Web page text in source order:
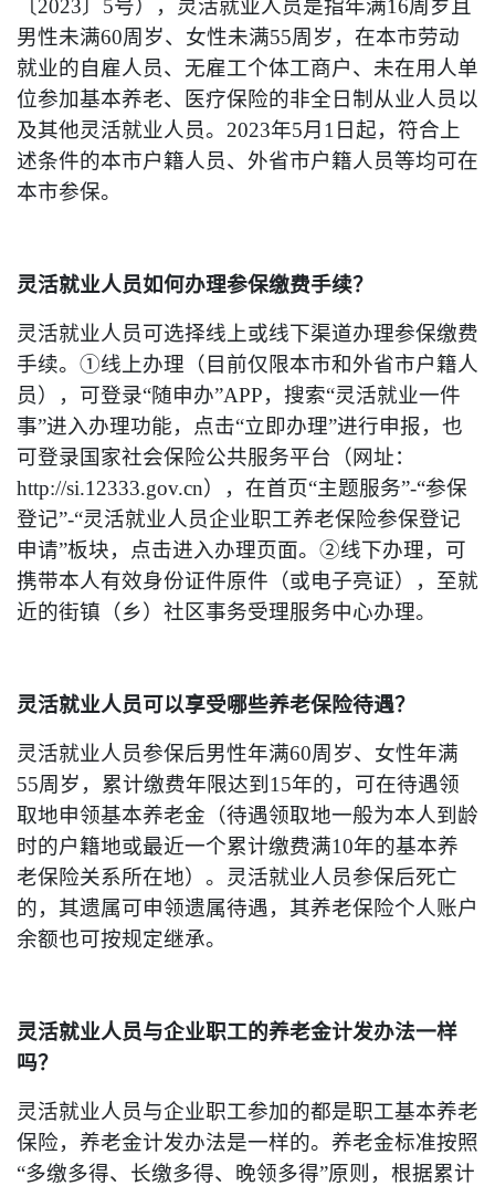
〔2023〕5号），灵活就业人员是指年满16周岁且
男性未满60周岁、女性未满55周岁，在本市劳动
就业的自雇人员、无雇工个体工商户、未在用人单
位参加基本养老、医疗保险的非全日制从业人员以
及其他灵活就业人员。2023年5月1日起，符合上
述条件的本市户籍人员、外省市户籍人员等均可在
本市参保。
灵活就业人员如何办理参保缴费手续？
灵活就业人员可选择线上或线下渠道办理参保缴费
手续。①线上办理（目前仅限本市和外省市户籍人
员），可登录“随申办”APP，搜索“灵活就业一件
事”进入办理功能，点击“立即办理”进行申报，也
可登录国家社会保险公共服务平台（网址：
http://si.12333.gov.cn），在首页“主题服务”-“参保
登记”-“灵活就业人员企业职工养老保险参保登记
申请”板块，点击进入办理页面。②线下办理，可
携带本人有效身份证件原件（或电子亮证），至就
近的街镇（乡）社区事务受理服务中心办理。
灵活就业人员可以享受哪些养老保险待遇？
灵活就业人员参保后男性年满60周岁、女性年满
55周岁，累计缴费年限达到15年的，可在待遇领
取地申领基本养老金（待遇领取地一般为本人到龄
时的户籍地或最近一个累计缴费满10年的基本养
老保险关系所在地）。灵活就业人员参保后死亡
的，其遗属可申领遗属待遇，其养老保险个人账户
余额也可按规定继承。
灵活就业人员与企业职工的养老金计发办法一样
吗？
灵活就业人员与企业职工参加的都是职工基本养老
保险，养老金计发办法是一样的。养老金标准按照
“多缴多得、长缴多得、晚领多得”原则，根据累计